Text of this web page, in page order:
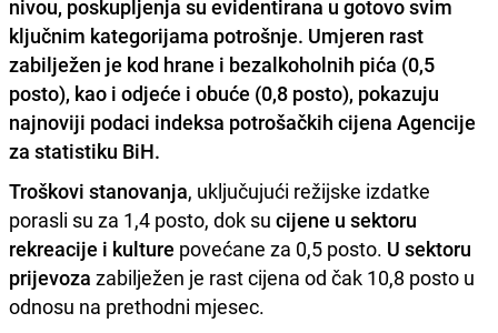
nivou, poskupljenja su evidentirana u gotovo svim
ključnim kategorijama potrošnje. Umjeren rast
zabilježen je kod hrane i bezalkoholnih pića (0,5
posto), kao i odjeće i obuće (0,8 posto), pokazuju
najnoviji podaci indeksa potrošačkih cijena Agencije
za statistiku BiH.
Troškovi stanovanja, uključujući režijske izdatke
porasli su za 1,4 posto, dok su cijene u sektoru
rekreacije i kulture povećane za 0,5 posto. U sektoru
prijevoza zabilježen je rast cijena od čak 10,8 posto u
odnosu na prethodni mjesec.